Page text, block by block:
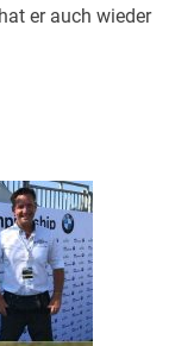
er auch wieder